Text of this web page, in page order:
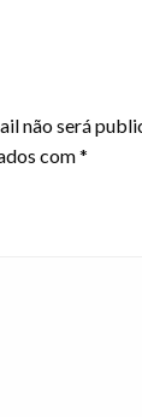
não será
com*